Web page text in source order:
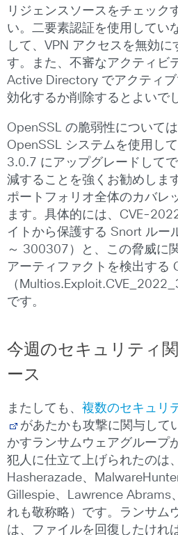
リジェンスソースをチェック
い。二要素認証を使用してい
して、VPN アクセスを無効に
す。また、不審なアクティビ
Active Directory でアクティ
効化するか削除するとよいで
OpenSSL の脆弱性について
OpenSSL システムを使用し
3.0.7 にアップグレードして
減することを強くお勧めしま
ポートフォリオ全体のカバレ
ます。具体的には、CVE-
イトから保護する Snort ル
～ 300307）と、この脅威に
アーティファクトを検出する
（
です。
今週のセキュリティ
ース
またしても、 複数のセキュリ
があたかも攻撃に関与して
かすランサムウェアグループ
犯人に仕立て上げられたのは
Hasherazade、
Gillespie、Lawrence Abrams
れも敬称略）です。ランサム
は、ファイルを回復したけれ